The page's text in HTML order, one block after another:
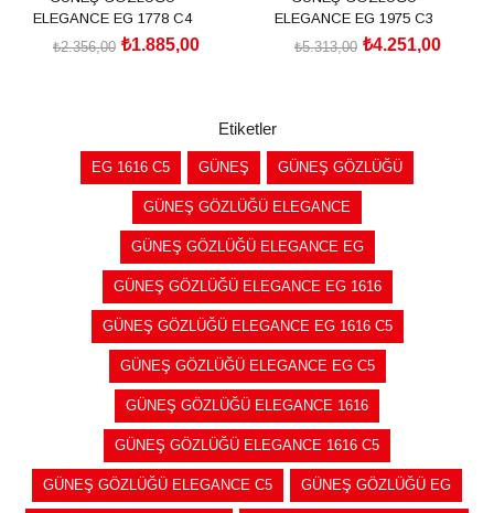
ELEGANCE EG 1778 C4
₺1.885,00
₺2.356,00
ELEGANCE EG 1975 C3
₺4.251,00
₺5.313,00
Etiketler
EG 1616 C5 GÜNEŞ GÜNEŞ GÖZLÜĞÜ
GÜNEŞ GÖZLÜĞÜ ELEGANCE
GÜNEŞ GÖZLÜĞÜ ELEGANCE EG
GÜNEŞ GÖZLÜĞÜ ELEGANCE EG 1616
GÜNEŞ GÖZLÜĞÜ ELEGANCE EG 1616 C5
GÜNEŞ GÖZLÜĞÜ ELEGANCE EG C5
GÜNEŞ GÖZLÜĞÜ ELEGANCE 1616
GÜNEŞ GÖZLÜĞÜ ELEGANCE 1616 C5
GÜNEŞ GÖZLÜĞÜ ELEGANCE C5 GÜNEŞ GÖZLÜĞÜ EG